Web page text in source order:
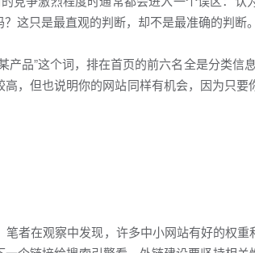
这只是最直观的判断，却不是最准确的判断。
产品”这个词，排在首页的前六名全是分类信
，但也说明你的网站同样有机会，因为只
者在观察中发现，许多中小网站有好的权